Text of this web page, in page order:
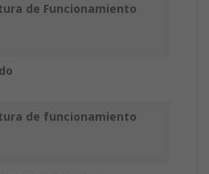
de Funcionamiento
de funcionamiento